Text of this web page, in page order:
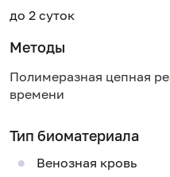
до 2 суток
Методы
Полимеразная цепная
времени
Тип биоматериала
Венозная кровь